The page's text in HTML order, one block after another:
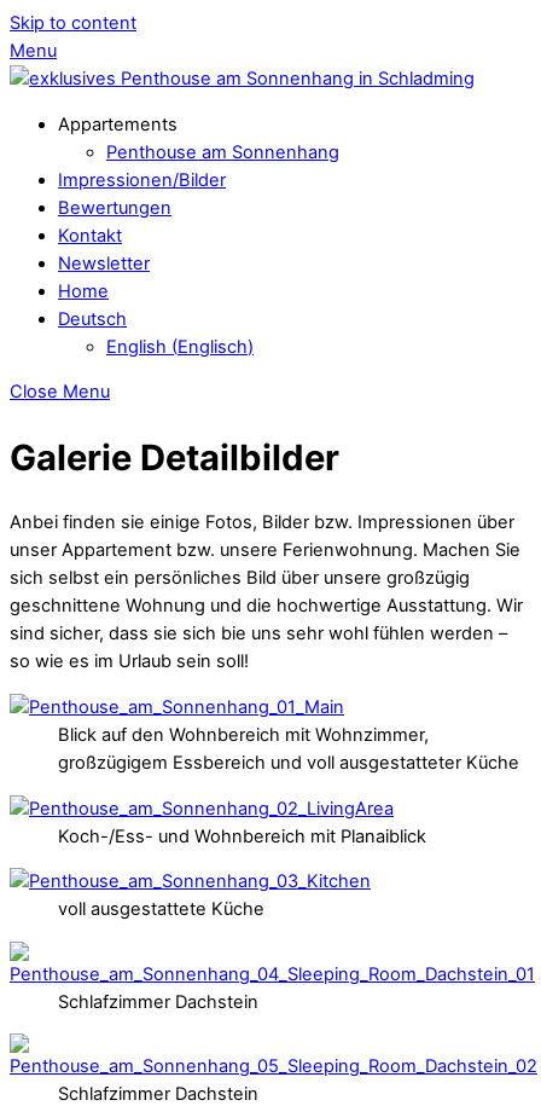
Skip to content
Menu
Appartements
Penthouse am Sonnenhang
Impressionen/Bilder
Bewertungen
Kontakt
Newsletter
Home
Deutsch
English (Englisch)
Close Menu
Galerie Detailbilder
Anbei finden sie einige Fotos, Bilder bzw. Impressionen über
unser Appartement bzw. unsere Ferienwohnung. Machen Sie
sich selbst ein persönliches Bild über unsere großzügig
geschnittene Wohnung und die hochwertige Ausstattung. Wir
sind sicher, dass sie sich bie uns sehr wohl fühlen werden –
so wie es im Urlaub sein soll!
Blick auf den Wohnbereich mit Wohnzimmer,
großzügigem Essbereich und voll ausgestatteter Küche
Koch-/Ess- und Wohnbereich mit Planaiblick
voll ausgestattete Küche
Schlafzimmer Dachstein
Schlafzimmer Dachstein